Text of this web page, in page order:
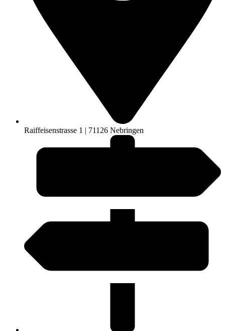
Raiffeisenstrasse 1 | 71126 Nebringen